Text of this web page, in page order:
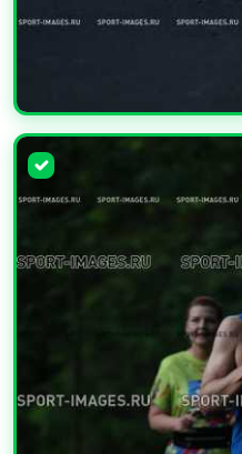
УВЕЛИЧИТЬ